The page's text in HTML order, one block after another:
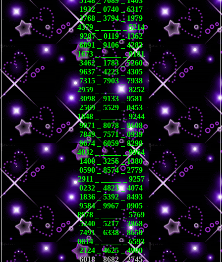
1932 _ 0740 _ 6317
3768 _ 3794 _ 1979
4379 _ _____ _ 5214
9287 _ 0119 _ 1362
6891 _ 9106 _ 4283
1673 _ _____ _ 0181
3462 _ 1783 _ 5260
9637 _ 4223 _ 4305
7315 _ 7903 _ 7938
2959 _ _____ _ 8252
3098 _ 9133 _ 9581
2569 _ 5529 _ 0453
1848 _ _____ _ 9244
9071 _ 8078 _ 8608
7849 _ 7571 _ 0939
9674 _ 6059 _ 8298
4032 _ _____ _ 9964
1400 _ 3256 _ 1380
0590 _ 8574 _ 2779
2911 _ _____ _ 9257
0232 _ 4823 _ 4074
1836 _ 5392 _ 8493
9584 _ 9967 _ 0905
8978 _ _____ _ 5769
5240 _ 5217 _ 3868
7491 _ 6338 _ 8650
0814 _ _____ _ 6593
2124 _ 4625 _ 4900
6018 _ 8682 _ 2745